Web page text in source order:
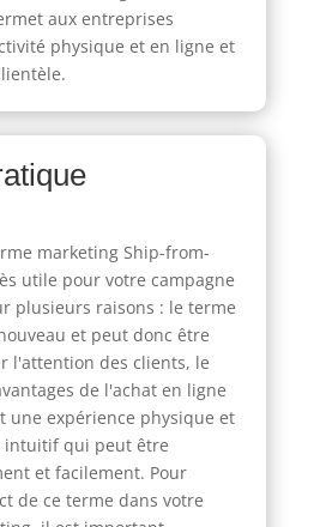
aux entreprises
physique et en ligne et
marketing Ship-from-
utile pour votre campagne
plusieurs raisons : le terme
et peut donc être
l'attention des clients, le
de l'achat en ligne
une expérience physique et
intuitif qui peut être
et facilement. Pour
de ce terme dans votre